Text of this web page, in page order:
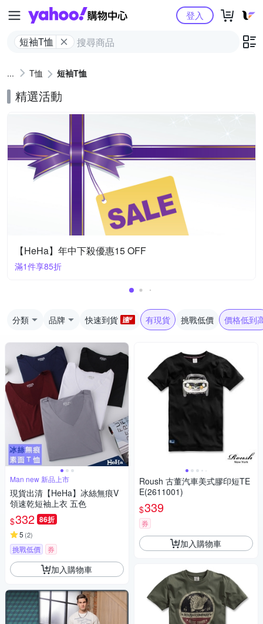
Yahoo購物中心
短袖T恤
登入
T恤 短袖T恤
精選活動
【HeHa】年中下殺優惠15 OFF
滿1件享85折
分類 品牌 快速到貨 有現貨 挑戰低價 價格低到
Man new 新品上市
現貨出清【HeHa】冰絲無痕V
領速乾短袖上衣 五色
$332 86折
5 (2)
挑戰低價 券
加入購物車
Roush 古董汽車美式膠印短TE
E(2611001)
$339
券
加入購物車